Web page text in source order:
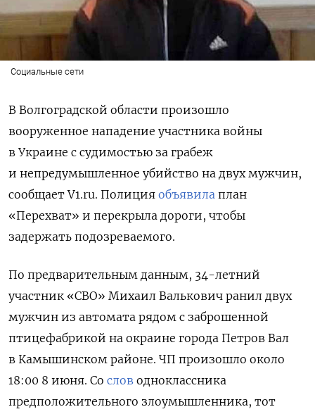
Социальные сети
В Волгоградской области произошло
вооруженное нападение участника войны
в Украине с судимостью за грабеж
и непредумышленное убийство на двух мужчин,
сообщает V1.ru. Полиция объявила план
«Перехват» и перекрыла дороги, чтобы
задержать подозреваемого.
По предварительным данным, 34-летний
участник «СВО» Михаил Валькович ранил двух
мужчин из автомата рядом с заброшенной
птицефабрикой на окраине города Петров Вал
в Камышинском районе. ЧП произошло около
18:00 8 июня. Со слов одноклассника
предположительного злоумышленника, тот